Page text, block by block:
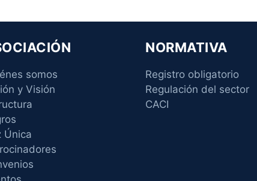
somos
y Visión
Única
NORMATIVA
Registro obligatorio
Regulación del sector
CACI